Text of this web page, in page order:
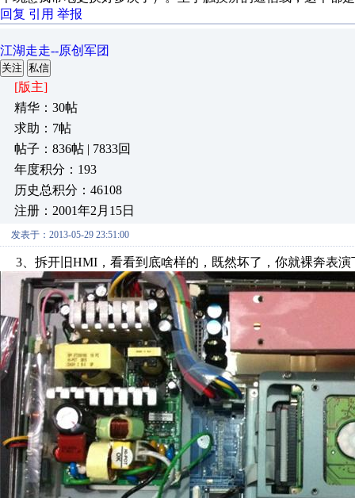
回复 引用 举报
江湖走走--原创军团
关注 私信
[版主]
精华：30帖
求助：7帖
帖子：836帖 | 7833回
年度积分：193
历史总积分：46108
注册：2001年2月15日
发表于：2013-05-29 23:51:00
3、拆开旧HMI，看看到底啥样的，既然坏了，你就裸奔表演